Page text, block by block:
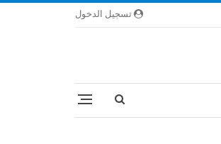
تسجيل الدخول